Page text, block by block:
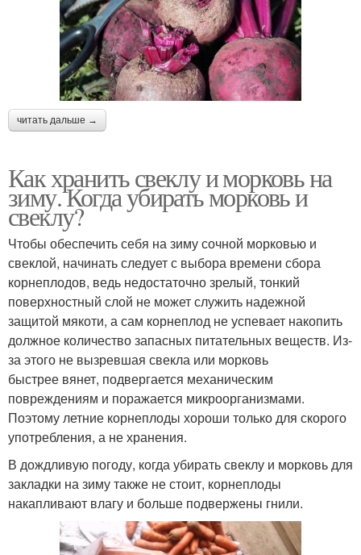
читать дальше →
Как хранить свеклу и морковь на
зиму. Когда убирать морковь и
свеклу?
Чтобы обеспечить себя на зиму сочной морковью и
свеклой, начинать следует с выбора времени сбора
корнеплодов, ведь недостаточно зрелый, тонкий
поверхностный слой не может служить надежной
защитой мякоти, а сам корнеплод не успевает накопить
должное количество запасных питательных веществ. Из-
за этого не вызревшая свекла или морковь
быстрее вянет, подвергается механическим
повреждениям и поражается микроорганизмами.
Поэтому летние корнеплоды хороши только для скорого
употребления, а не хранения.
В дождливую погоду, когда убирать свеклу и морковь для
закладки на зиму также не стоит, корнеплоды
накапливают влагу и больше подвержены гнили.